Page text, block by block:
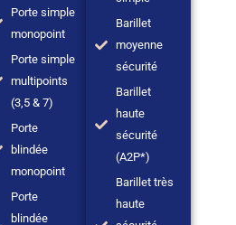
Porte simple
monopoint
Porte simple
multipoints
(3,5 & 7)
Porte
blindée
monopoint
Porte
blindée
Barillet
moyenne
sécurité
Barillet
haute
sécurité
(A2P*)
Barillet très
haute